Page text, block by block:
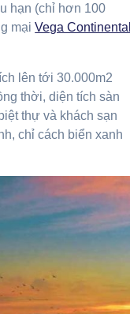
hạn (chỉ hơn 100
mạiVega Continental
lên tới 30.000m2
thời, diện tích sàn
thự và khách sạn
chỉ cách biển xanh